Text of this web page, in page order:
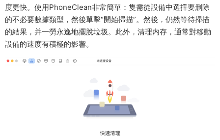
度更快。使用PhoneClean非常簡單：隻需從設備中選擇要删除
的不必要數據類型，然後單擊“開始掃描”。然後，仍然等待掃描
的結果，并一勞永逸地擺脫垃圾。此外，清理内存，通常對移動
設備的速度有積極的影響。